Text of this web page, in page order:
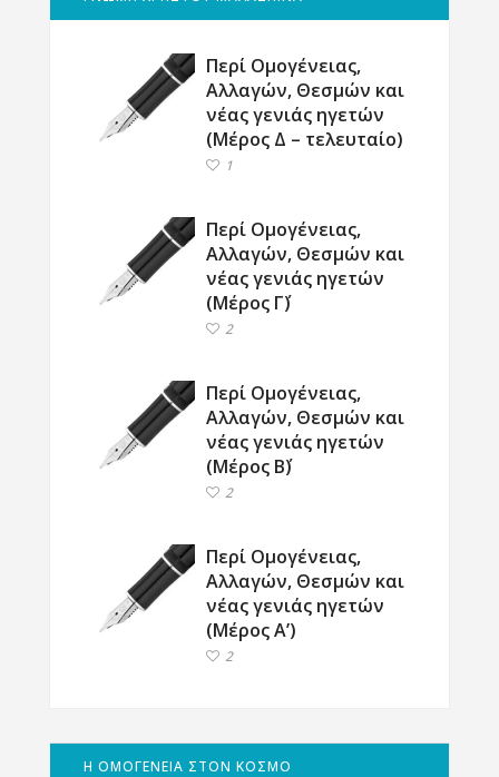
Περί Ομογένειας,
Αλλαγών, Θεσμών και
νέας γενιάς ηγετών
(Μέρος Δ – τελευταίο)
1
Περί Ομογένειας,
Αλλαγών, Θεσμών και
νέας γενιάς ηγετών
(Μέρος Γ΄)
2
Περί Ομογένειας,
Αλλαγών, Θεσμών και
νέας γενιάς ηγετών
(Μέρος Β΄)
2
Περί Ομογένειας,
Αλλαγών, Θεσμών και
νέας γενιάς ηγετών
(Μέρος Α’)
2
Η ΟΜΟΓΕΝΕΙΑ ΣΤΟΝ ΚΟΣΜΟ